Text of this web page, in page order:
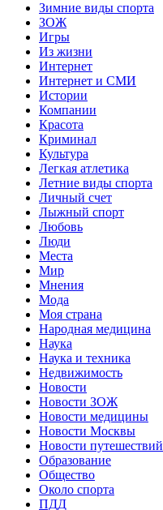
Зимние виды спорта
ЗОЖ
Игры
Из жизни
Интернет
Интернет и СМИ
Истории
Компании
Красота
Криминал
Культура
Легкая атлетика
Летние виды спорта
Личный счет
Лыжный спорт
Любовь
Люди
Места
Мир
Мнения
Мода
Моя страна
Народная медицина
Наука
Наука и техника
Недвижимость
Новости
Новости ЗОЖ
Новости медицины
Новости Москвы
Новости путешествий
Образование
Общество
Около спорта
ПДД